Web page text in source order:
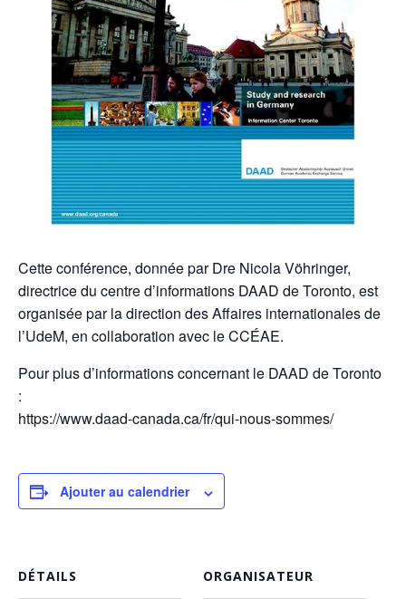
Cette conférence, donnée par Dre Nicola Vöhringer,
directrice du centre d’informations DAAD de Toronto, est
organisée par la direction des Affaires internationales de
l’UdeM, en collaboration avec le CCÉAE.
Pour plus d’informations concernant le DAAD de Toronto
:
https://www.daad-canada.ca/fr/qui-nous-sommes/
Ajouter au calendrier
DÉTAILS ORGANISATEUR